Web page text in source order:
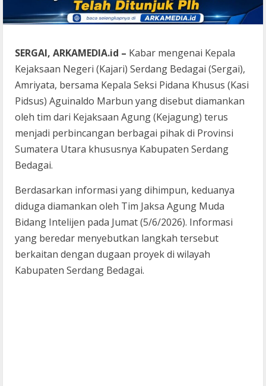
SERGAI, ARKAMEDIA.id – Kabar mengenai Kepala
Kejaksaan Negeri (Kajari) Serdang Bedagai (Sergai),
Amriyata, bersama Kepala Seksi Pidana Khusus (Kasi
Pidsus) Aguinaldo Marbun yang disebut diamankan
oleh tim dari Kejaksaan Agung (Kejagung) terus
menjadi perbincangan berbagai pihak di Provinsi
Sumatera Utara khususnya Kabupaten Serdang
Bedagai.
Berdasarkan informasi yang dihimpun, keduanya
diduga diamankan oleh Tim Jaksa Agung Muda
Bidang Intelijen pada Jumat (5/6/2026). Informasi
yang beredar menyebutkan langkah tersebut
berkaitan dengan dugaan proyek di wilayah
Kabupaten Serdang Bedagai.